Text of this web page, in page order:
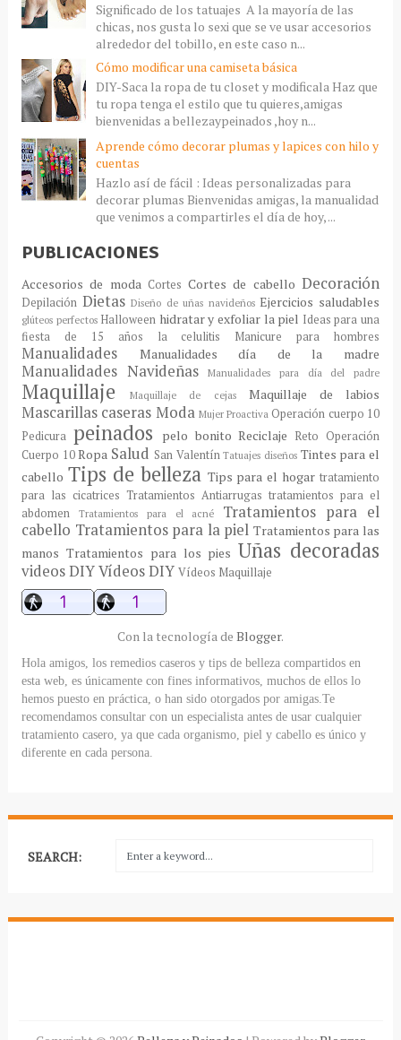
Significado de los tatuajes A la mayoría de las
chicas, nos gusta lo sexi que se ve usar accesorios
alrededor del tobillo, en este caso n...
Cómo modificar una camiseta básica
DIY-Saca la ropa de tu closet y modificala Haz que
tu ropa tenga el estilo que tu quieres,amigas
bienvenidas a bellezaypeinados ,hoy n...
Aprende cómo decorar plumas y lapices con hilo y
cuentas
Hazlo así de fácil : Ideas personalizadas para
decorar plumas Bienvenidas amigas, la manualidad
que venimos a compartirles el día de hoy, ...
PUBLICACIONES
Accesorios de moda Cortes Cortes de cabello Decoración
Depilación Dietas Diseño de uñas navideños Ejercicios saludables
glúteos perfectos Halloween hidratar y exfoliar la piel Ideas para una
fiesta de 15 años
la celulitis Manicure para hombres
Manualidades Manualidades día de la madre
Manualidades Navideñas Manualidades para día del padre
Maquillaje Maquillaje de cejas Maquillaje de labios
Mascarillas caseras Moda Mujer Proactiva Operación cuerpo 10
Pedicura peinados pelo bonito Reciclaje Reto Operación
Cuerpo 10 Ropa Salud San Valentín Tatuajes diseños Tintes para el
cabello Tips de belleza Tips para el hogar tratamiento
para las cicatrices Tratamientos Antiarrugas tratamientos para el
abdomen
Tratamientos para el acné
Tratamientos para el
cabello Tratamientos para la piel Tratamientos para las
manos Tratamientos para los pies Uñas decoradas
videos DIYVídeos DIY Vídeos Maquillaje
Con la tecnología de Blogger.
Hola amigos, los remedios caseros y tips de belleza compartidos en
esta web, es únicamente con fines informativos, muchos de ellos lo
hemos puesto en práctica, o han sido otorgados por amigas.Te
recomendamos consultar con un especialista antes de usar cualquier
tratamiento casero, ya que cada organismo, piel y cabello es único y
diferente en cada persona.
SEARCH: